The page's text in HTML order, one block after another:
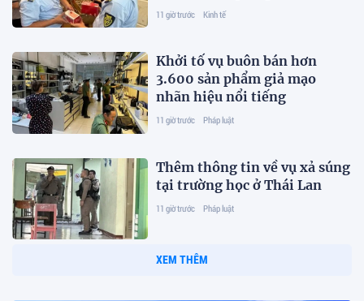
11 giờ trước Kinh tế
Khởi tố vụ buôn bán hơn
3.600 sản phẩm giả mạo
nhãn hiệu nổi tiếng
11 giờ trước Pháp luật
Thêm thông tin về vụ xả súng
tại trường học ở Thái Lan
11 giờ trước Pháp luật
XEM THÊM